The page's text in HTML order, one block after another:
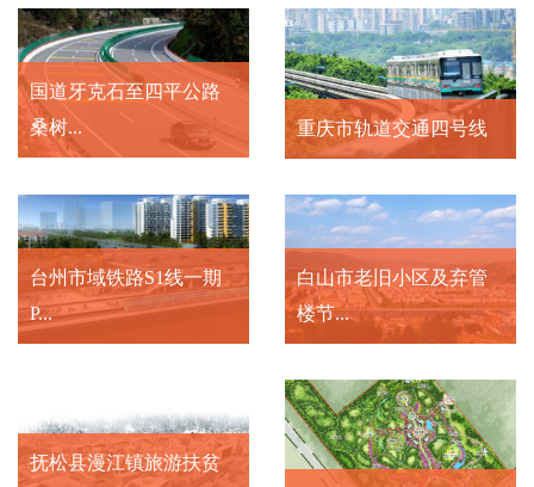
国道牙克石至四平公路
桑树...
重庆市轨道交通四号线
台州市域铁路S1线一期
P...
白山市老旧小区及弃管
楼节...
抚松县漫江镇旅游扶贫